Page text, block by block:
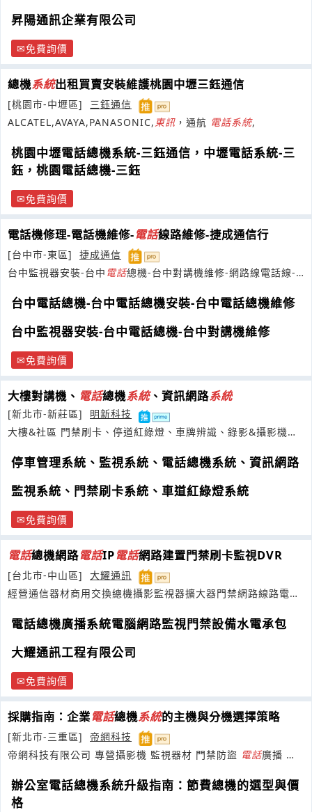
昇陽通訊企業有限公司
免費詢價
總機系統出租買賣安裝維護桃園中壢三鈺通信
[桃園市-中壢區]
三鈺通信
ALCATEL,AVAYA,PANASONIC, 東訊 ，通航 電話系統,
桃園中壢電話總機系統-三鈺通信，中壢電話系統-三
鈺，桃園電話總機-三鈺
免費詢價
電話機修理-電話機維修-電話線路維修-捷成通信行
[台中市-東區]
捷成通信
台中監視器安裝-台中 電話總機-台中對講機維修-網路線電話線-
台中電話總機-台中電話總機安裝-台中電話總機維修
台中監視器安裝-台中電話總機-台中對講機維修
免費詢價
大樓對講機、 電話總機系統、資訊網路系統
[新北市-新莊區]
明新科技
大樓&社區 門禁刷卡、停道紅綠燈、車牌辨識、錄影&攝影機、
停車管理系統、監視系統、電話總機系統、資訊網路
監視系統、門禁刷卡系統、車道紅綠燈系統
免費詢價
電話總機網路電話IP電話網路建置門禁刷卡監視DVR
[台北市-中山區]
大耀通訊
經營通信器材商用交換總機攝影監視器擴大器門禁網路線路電源
電話總機廣播系統電腦網路監視門禁設備水電承包
大耀通訊工程有限公司
免費詢價
採購指南：企業電話總機系統的主機與分機選擇策略
[新北市-三重區]
帝網科技
帝網科技有限公司 專營攝影機 監視器材 門禁防盜 電話廣播 電
辦公室電話總機系統升級指南：節費總機的選型與價
格